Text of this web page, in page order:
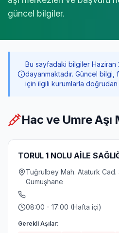
güncel bilgiler.
Bu sayfadaki bilgiler
dayanmaktadır. Güncel bilgi,
için ilgili kurumlarla
Hac ve Umre Aşı
TORUL 1 NOLU AİLE
Tuğrulbey Mah. Ataturk Cad.
Gumuşhane
08:00 - 17:00 (Hafta içi)
Gerekli Aşılar: